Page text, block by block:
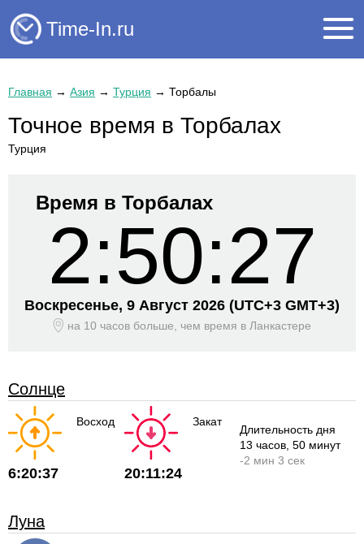
Time-In.ru
Главная → Азия → Турция → Торбалы
Точное время в Торбалах
Турция
Время в Торбалах
2:50:28
Воскресенье, 9 Август 2026 (UTC+3 GMT+3)
на 10 часов больше, чем время в Ланкастере
Солнце
Восход
6:20:37
Закат
20:11:24
Длительность дня
13 часов , 50 минут
-2 мин3 сек
Луна